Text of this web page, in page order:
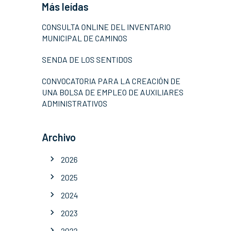
Más leídas
CONSULTA ONLINE DEL INVENTARIO
MUNICIPAL DE CAMINOS
SENDA DE LOS SENTIDOS
CONVOCATORIA PARA LA CREACIÓN DE
UNA BOLSA DE EMPLEO DE AUXILIARES
ADMINISTRATIVOS
Archivo
2026
2025
2024
2023